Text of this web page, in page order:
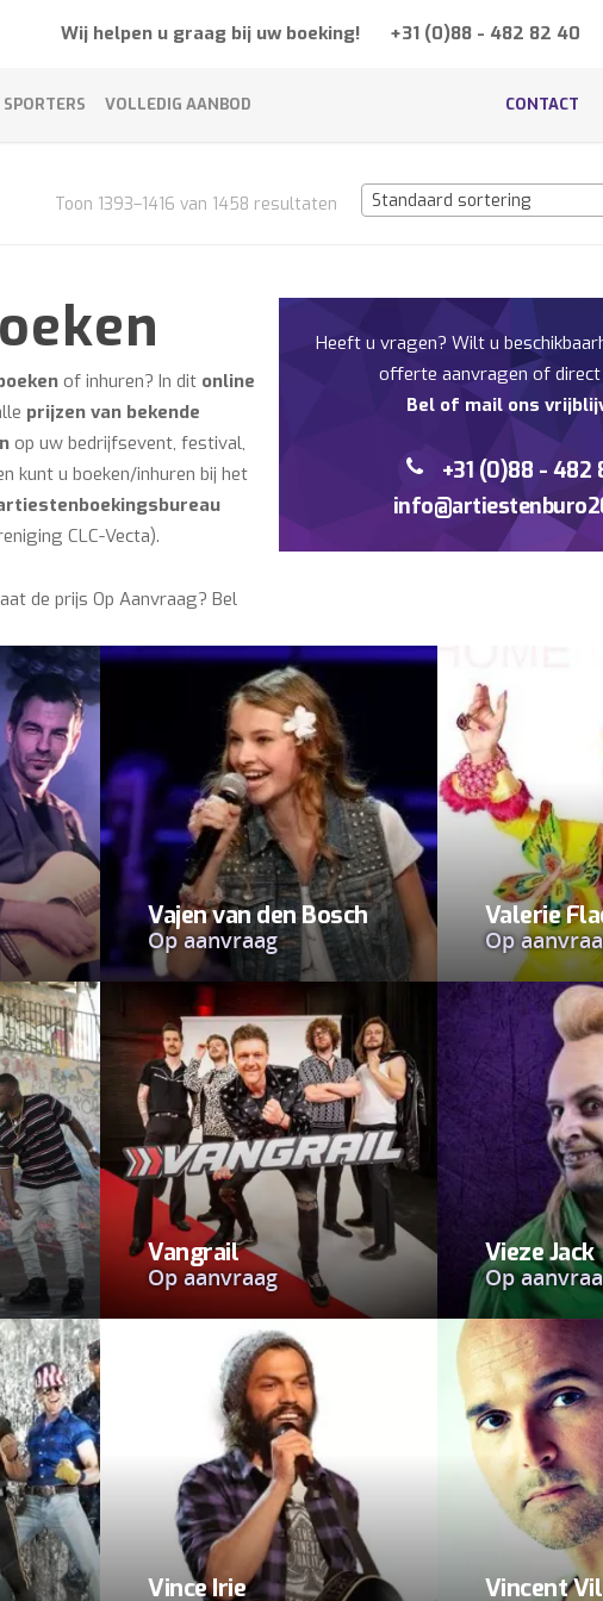
Wij helpen u graag bij uw boeking! +31 (0)88 - 482 82 40
SPORTERS VOLLEDIG AANBOD CONTACT
Standaard sortering
Toon 1393–1416 van 1458 resultaten
of inhuren? In dit online
prijzen van bekende
op uw bedrijfsevent, festival,
kunt u boeken/inhuren bij het
CLC-Vecta).
de prijs Op Aanvraag? Bel
Heeft u vragen? Wilt u
offerte aanvragen of direct
Bel of mail ons
+31 (0)88 - 482
Vajen van den Bosch
Op aanvraag
Valerie
Op
Vangrail
Op aanvraag
Vieze Jack
Op
Vince Irie Vincent